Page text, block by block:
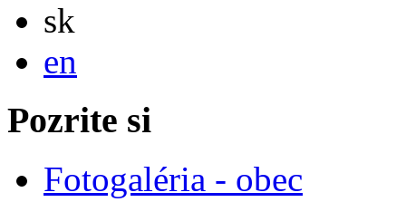
sk
en
Pozrite si
Fotogaléria - obec